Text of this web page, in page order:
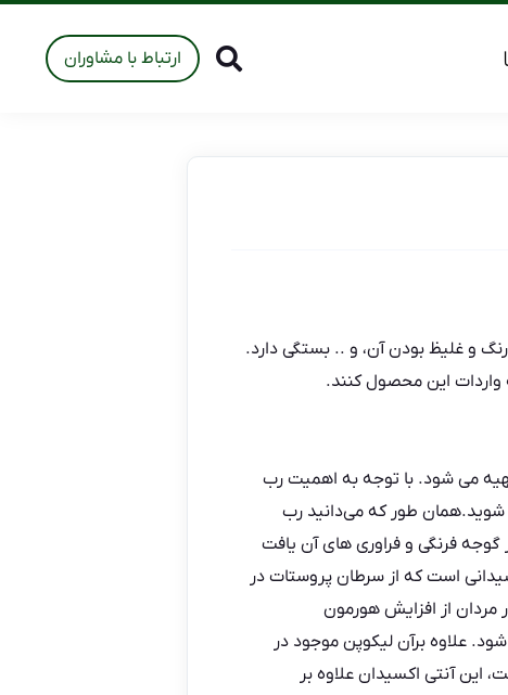
ارتباط با مشاوران
و غلیظ بودن آن، و .. بستگی دارد.
واردات این محصول کنند.
می شود. با توجه به اهمیت رب
شوید.همان طور که می‌دانید رب
گوجه فرنگی و فراوری های آن یافت
است که از سرطان پروستات در
از افزایش هورمون
علاوه برآن لیکوپن موجود در
این آنتی اکسیدان علاوه بر